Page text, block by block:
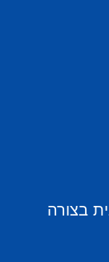
בצורה